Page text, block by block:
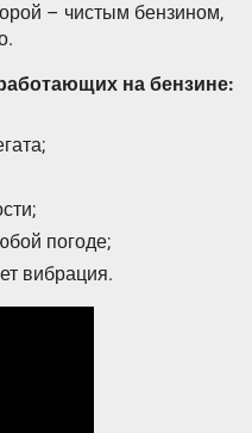
– чистым бензином,
на бензине:
погоде;
вибрация.